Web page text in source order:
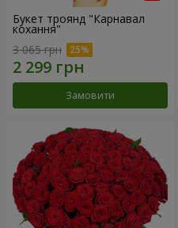
Букет троянд "Карнавал
кохання"
3 065 грн
Замовити